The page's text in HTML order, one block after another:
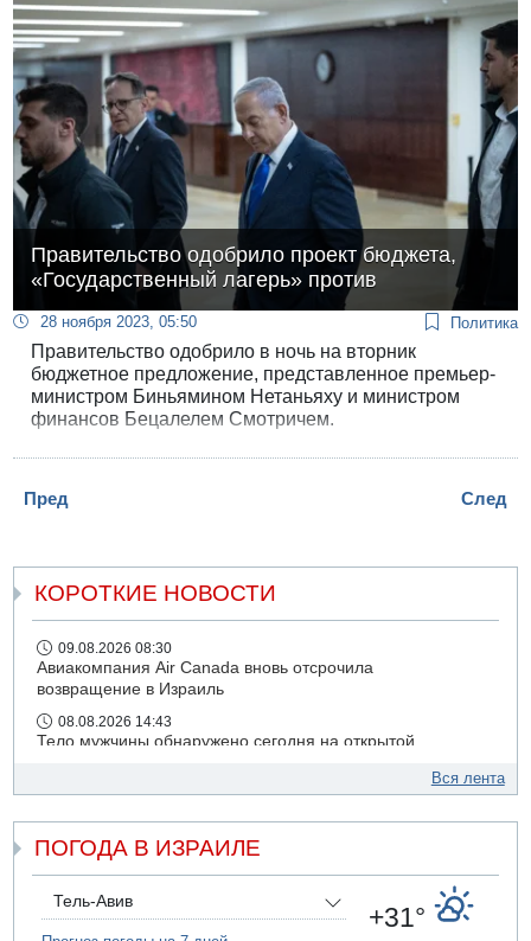
Правительство одобрило проект бюджета,
«Государственный лагерь» против
28 ноября 2023, 05:50 Политика
Правительство одобрило в ночь на вторник
бюджетное предложение, представленное премьер-
министром Биньямином Нетаньяху и министром
финансов Бецалелем Смотричем.
Пред След
КОРОТКИЕ НОВОСТИ
09.08.2026 08:30
Авиакомпания Air Canada вновь отсрочила
возвращение в Израиль
08.08.2026 14:43
Тело мужчины обнаружено сегодня на открытой
08.08.2026 11:02
07.08.2026 20:41
Вся лента
ПОГОДА В ИЗРАИЛЕ
Тель-Авив
+31°